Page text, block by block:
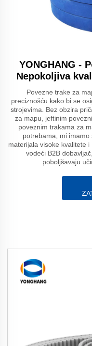
YONGHANG -
Nepokoljiva
Povezne trake za
preciznošću kako bi se
strojevima. Bez obzira
za mapu, jeftinim
poveznim trakama za
potrebama, mi
materijala visoke kvalitete
vodeći B2B
poboljšavaju